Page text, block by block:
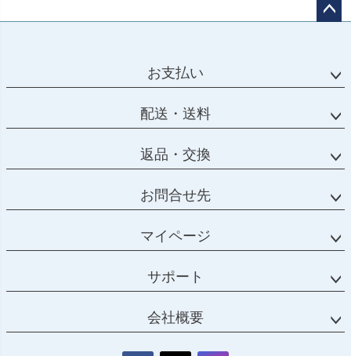
お支払い
配送・送料
返品・交換
お問合せ先
マイページ
サポート
会社概要